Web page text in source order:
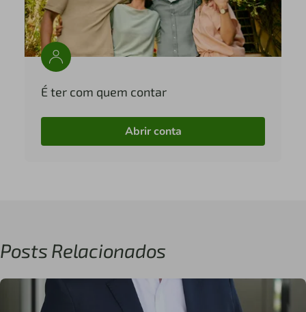
É ter com quem contar
Abrir conta
Posts Relacionados